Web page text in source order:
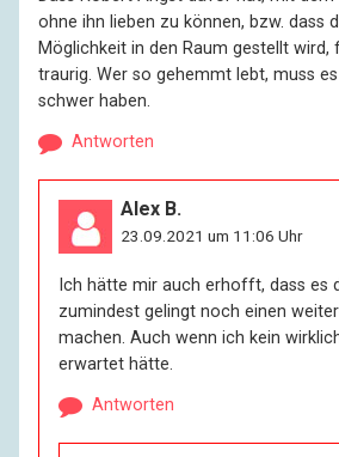
ohne ihn lieben zu können, bzw. dass
Möglichkeit in den Raum gestellt wird,
traurig. Wer so gehemmt lebt, muss
schwer haben.
Antworten
Alex B.
23.09.2021 um 11:06 Uhr
Ich hätte mir auch erhofft, dass es
zumindest gelingt noch einen
machen. Auch wenn ich kein
erwartet hätte.
Antworten